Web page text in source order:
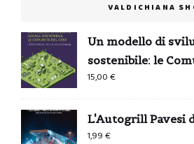
VALDICHIANA
Un modello di
sostenibile: le
15,00€
L'Autogrill Pavesi
1,99€